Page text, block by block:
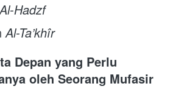
Al-Hadzf
Al-Ta’khîr
Depan yang Perlu
oleh Seorang Mufasir